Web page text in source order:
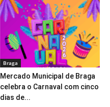
Braga
Mercado Municipal de Braga
celebra o Carnaval com cinco
dias de...